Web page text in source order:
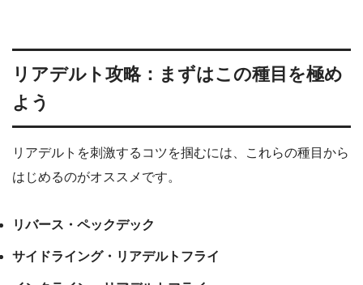
リアデルト攻略：まずはこの種目を極め
よう
リアデルトを刺激するコツを掴むには、これらの種目から
はじめるのがオススメです。
リバース・ペックデック
サイドライング・リアデルトフライ